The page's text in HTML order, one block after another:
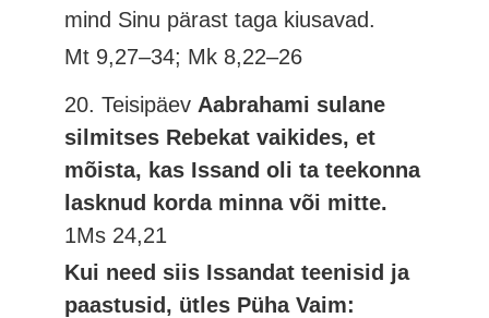
mind Sinu pärast taga kiusavad.
Mt 9,27–34; Mk 8,22–26
20. Teisipäev Aabrahami sulane
silmitses Rebekat vaikides, et
mõista, kas Issand oli ta teekonna
lasknud korda minna või mitte.
1Ms 24,21
Kui need siis Issandat teenisid ja
paastusid, ütles Püha Vaim: